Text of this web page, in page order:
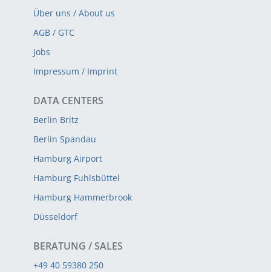
Über uns / About us
AGB / GTC
Jobs
Impressum / Imprint
DATA CENTERS
Berlin Britz
Berlin Spandau
Hamburg Airport
Hamburg Fuhlsbüttel
Hamburg Hammerbrook
Düsseldorf
BERATUNG / SALES
+49 40 59380 250